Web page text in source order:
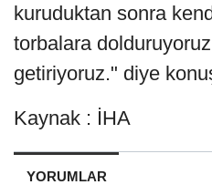
kuruduktan sonra
torbalara
getiriyoruz." diye
Kaynak : İHA
YORUMLAR